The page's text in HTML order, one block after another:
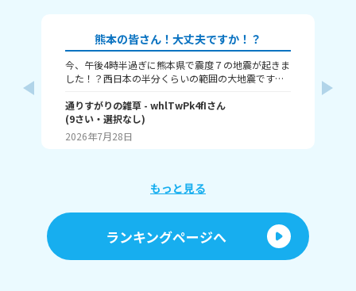
熊本の皆さん！大丈夫ですか！？
今、午後4時半過ぎに熊本県で震度７の地震が起きま
した！？西日本の半分くらいの範囲の大地震です。
な！？
通りすがりの雑草 - whlTwPk4fIさん
(9さい・ 選択なし)
2026年7月28日
もっと見る
ランキングページへ